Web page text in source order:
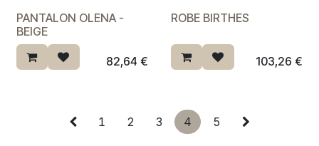
Dernière chance ♡
PANTALON OLENA -
BEIGE
82,64 €
ROBE BIRTHES
103,26 €
1 2 3 4 5